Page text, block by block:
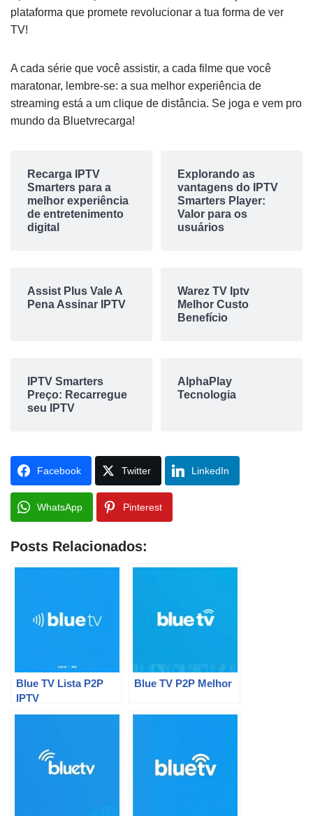
plataforma que promete revolucionar a tua forma de ver
TV!
A cada série que você assistir, a cada filme que você
maratonar, lembre-se: a sua melhor experiência de
streaming está a um clique de distância. Se joga e vem pro
mundo da Bluetvrecarga!
Recarga IPTV
Smarters para a
melhor experiência
de entretenimento
digital
Explorando as
vantagens do IPTV
Smarters Player:
Valor para os
usuários
Assist Plus Vale A
Pena Assinar IPTV
Warez TV Iptv
Melhor Custo
Benefício
IPTV Smarters
Preço: Recarregue
seu IPTV
AlphaPlay
Tecnologia
Facebook Twitter LinkedIn
WhatsApp Pinterest
Posts Relacionados:
Blue TV Lista P2P
IPTV
Blue TV P2P Melhor